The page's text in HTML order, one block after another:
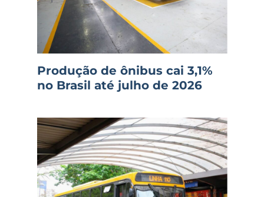
Produção de ônibus cai 3,1%
no Brasil até julho de 2026